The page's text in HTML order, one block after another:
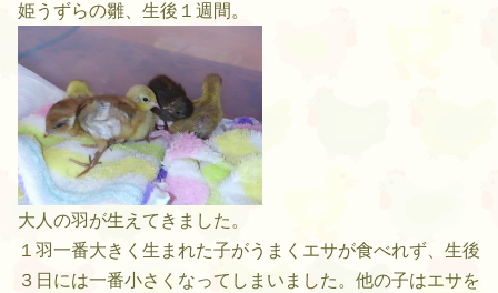
姫うずらの雛、生後１週間。
大人の羽が生えてきました。
１羽一番大きく生まれた子がうまくエサが食べれず、生後
３日には一番小さくなってしまいました。他の子はエサを